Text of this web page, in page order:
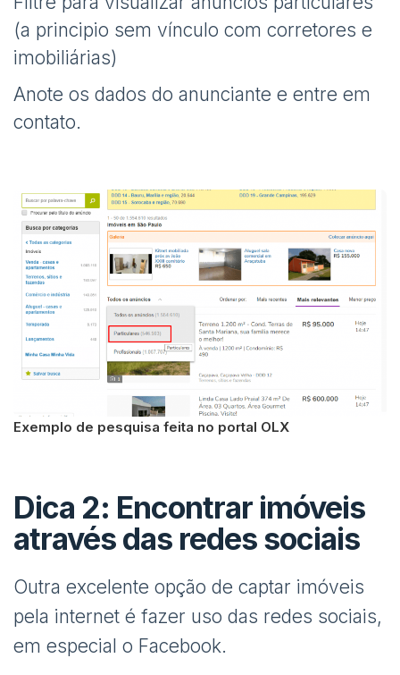
(a principio sem vínculo com corretores e
imobiliárias)
Anote os dados do anunciante e entre em
contato.
Exemplo de pesquisa feita no portal OLX
Dica 2: Encontrar imóveis
através das redes sociais
Outra excelente opção de captar imóveis
pela internet é fazer uso das redes sociais,
em especial o Facebook.